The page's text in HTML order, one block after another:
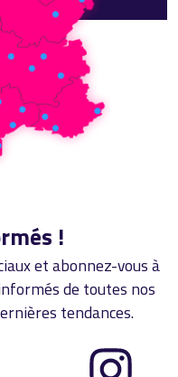
!
et abonnez-vous à
de toutes nos
tendances.